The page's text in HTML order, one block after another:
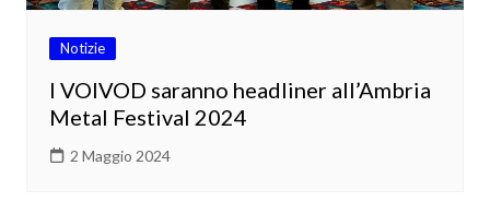
Notizie
I VOIVOD saranno headliner all’Ambria
Metal Festival 2024
2 Maggio 2024